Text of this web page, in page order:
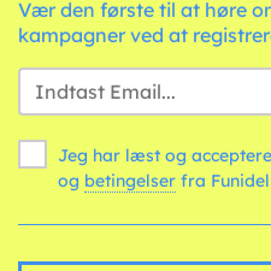
Vær den første til at høre
kampagner ved at
Jeg har læst og
og betingelser fra